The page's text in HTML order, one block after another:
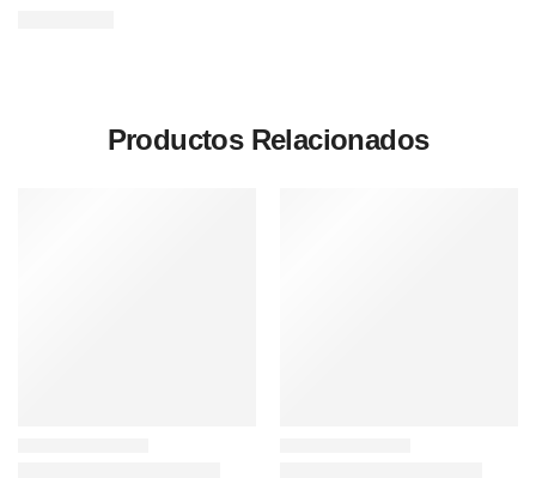
Productos Relacionados